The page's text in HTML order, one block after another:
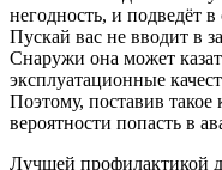
негодность, и подведёт
Пускай вас не вводит в
Снаружи она может
эксплуатационные
Поэтому, поставив
вероятности попасть в
Лучшей профилактикой